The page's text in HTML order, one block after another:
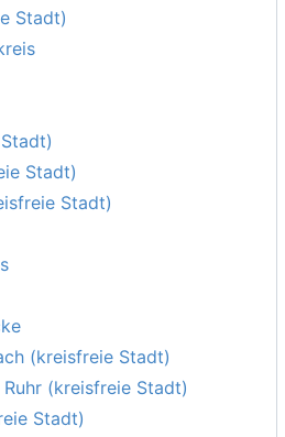
Stadt)
Stadt)
Stadt)
(kreisfreie Stadt)
(kreisfreie Stadt)
Stadt)